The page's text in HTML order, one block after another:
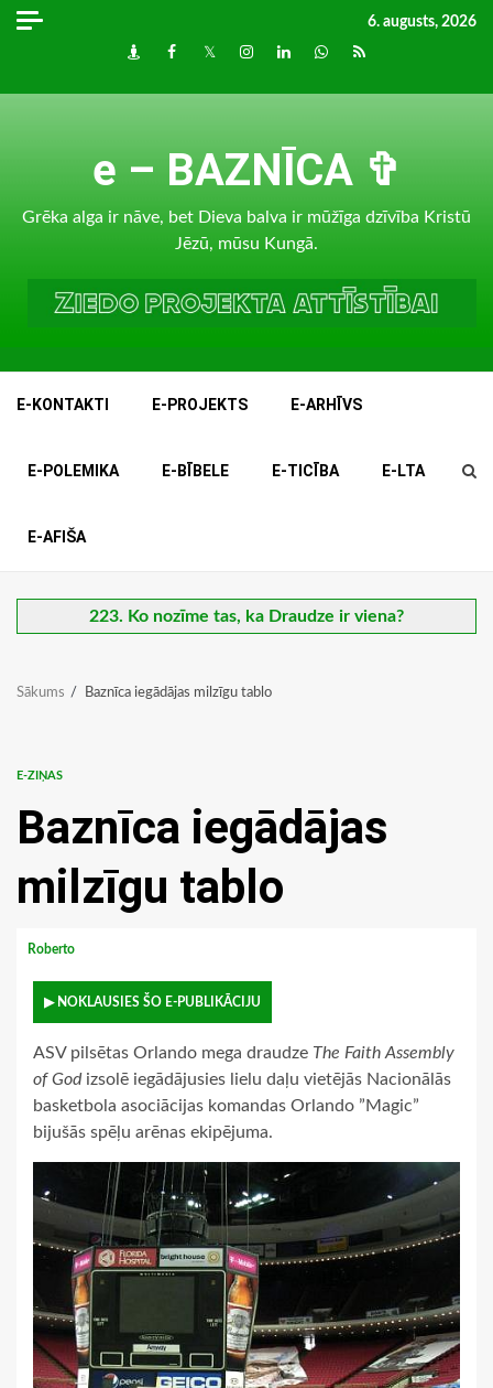
Skip
6. augusts, 2026
DraugiemFacebook
TwitterInstagram
LinkedInwhatsapp
RSS
e – BAZNĪCA ✞
Grēka alga ir nāve, bet Dieva balva ir mūžīga dzīvība Kristū
Jēzū, mūsu Kungā.
E-KONTAKTI E-PROJEKTS E-ARHĪVS
E-POLEMIKA E-BĪBELE E-TICĪBA E-LTA
E-AFIŠA
223. Ko nozīme tas, ka Draudze ir viena?
Sākums Baznīca iegādājas milzīgu tablo
E-ZIŅAS
Baznīca iegādājas
milzīgu tablo
Roberto
▶ NOKLAUSIES ŠO E-PUBLIKĀCIJU
ASV pilsētas Orlando mega draudze The Faith Assembly
of Godizsolē iegādājusies lielu daļu vietējās Nacionālās
basketbola asociācijas komandas Orlando ”Magic”
bijušās spēļu arēnas ekipējuma.